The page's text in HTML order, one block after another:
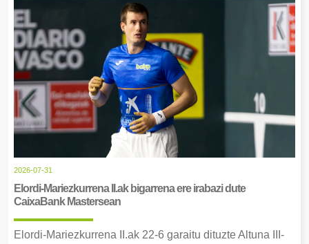
2026-07-31
Elordi-Mariezkurrena II.ak bigarrena ere irabazi dute
CaixaBank Mastersean
Elordi-Mariezkurrena II.ak 22-6 garaitu dituzte Altuna III-